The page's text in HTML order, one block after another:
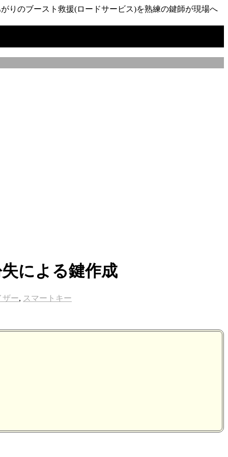
りのブースト救援(ロードサービス)を熟練の鍵師が現場へ
による鍵作成
ザー, スマートキー